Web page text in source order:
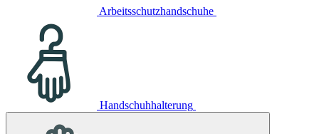
Arbeitsschutzhandschuhe
Handschuhhalterung